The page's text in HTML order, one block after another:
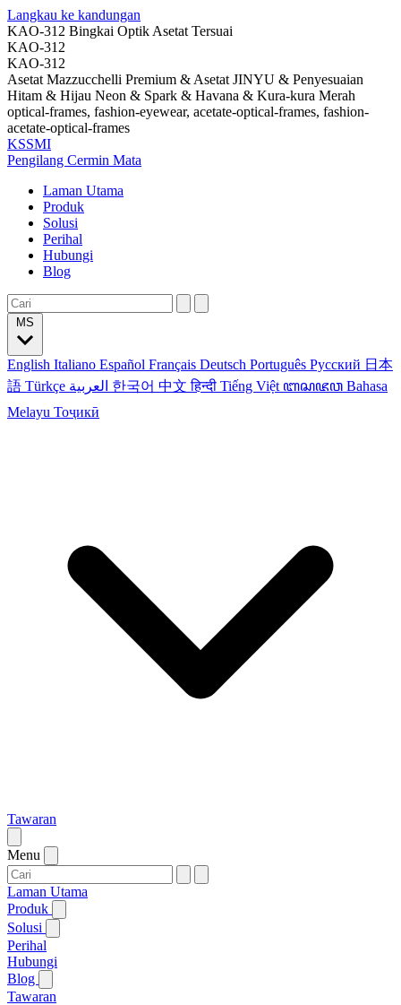
Langkau ke kandungan
KAO-312 Bingkai Optik Asetat Tersuai
KAO-312
KAO-312
Asetat Mazzucchelli Premium & Asetat JINYU & Penyesuaian
Hitam & Hijau Neon & Spark & Havana & Kura-kura Merah
optical-frames, fashion-eyewear, acetate-optical-frames, fashion-
acetate-optical-frames
KSSMI
Pengilang Cermin Mata
Laman Utama
Produk
Solusi
Perihal
Hubungi
Blog
English Italiano Español Français Deutsch Português Русский 日本
語 Türkçe 한국어 中文हिन्दी Tiếng Việt ꦧꦱꦗꦮ Bahasa
Melayu Тоҷикӣ
Tawaran
Menu
Laman Utama
Produk
Solusi
Perihal
Hubungi
Blog
Tawaran